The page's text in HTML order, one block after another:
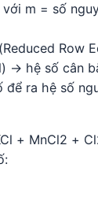
m = số
Row
→ hệ số cân
để ra hệ số
+ MnCl2 +